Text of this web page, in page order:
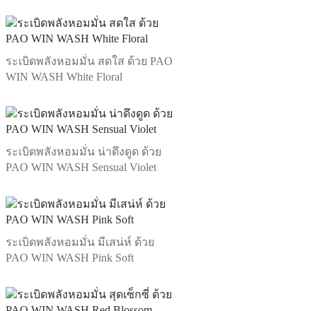
ระเบิดพลังหอมมั่น สดใส ด้วย PAO
WIN WASH White Floral
ระเบิดพลังหอมมั่น น่าดึงดูด ด้วย
PAO WIN WASH Sensual Violet
ระเบิดพลังหอมมั่น มีเสน่ห์ ด้วย
PAO WIN WASH Pink Soft